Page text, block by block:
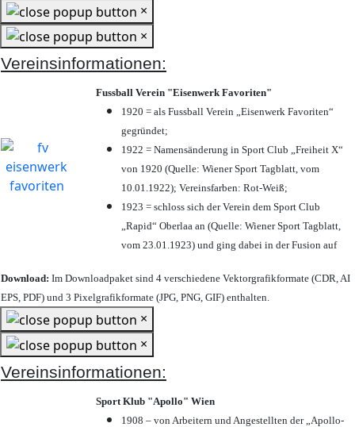
×
×
Vereinsinformationen:
Fussball Verein "Eisenwerk Favoriten"
1920 = als Fussball Verein „Eisenwerk Favoriten“
gegründet;
1922 = Namensänderung in Sport Club „Freiheit X“
von 1920 (Quelle: Wiener Sport Tagblatt, vom
10.01.1922); Vereinsfarben: Rot-Weiß;
1923 = schloss sich der Verein dem Sport Club
„Rapid“ Oberlaa an (Quelle: Wiener Sport Tagblatt,
vom 23.01.1923) und ging dabei in der Fusion auf
Download: Im Downloadpaket sind 4 verschiedene Vektorgrafikformate (CDR, AI
EPS, PDF) und 3 Pixelgrafikformate (JPG, PNG, GIF) enthalten.
×
×
Vereinsinformationen:
Sport Klub "Apollo" Wien
1908 – von Arbeitern und Angestellten der „Apollo-